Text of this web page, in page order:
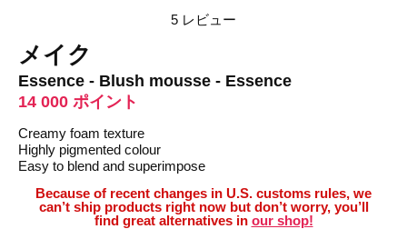
5 レビュー
メイク
Essence - Blush mousse - Essence
14 000 ポイント
Creamy foam texture
Highly pigmented colour
Easy to blend and superimpose
Because of recent changes in U.S. customs rules, we
can’t ship products right now but don’t worry, you’ll
find great alternatives in our shop!